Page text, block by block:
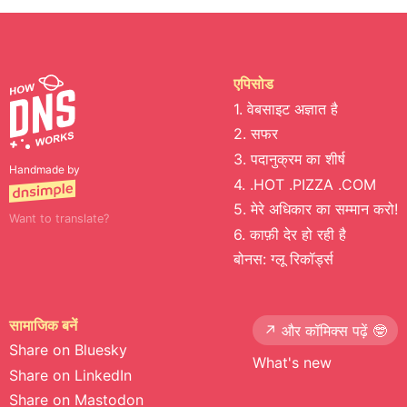
Handmade by
Want to translate?
एपिसोड
1. वेबसाइट अज्ञात है
2. सफर
3. पदानुक्रम का शीर्ष
4. .HOT .PIZZA .COM
5. मेरे अधिकार का सम्मान करो!
6. काफ़ी देर हो रही है
बोनस: ग्लू रिकॉर्ड्स
सामाजिक बनें
Share on Bluesky
Share on LinkedIn
Share on Mastodon
↗️ और कॉमिक्स पढ़ें 🤓
What's new